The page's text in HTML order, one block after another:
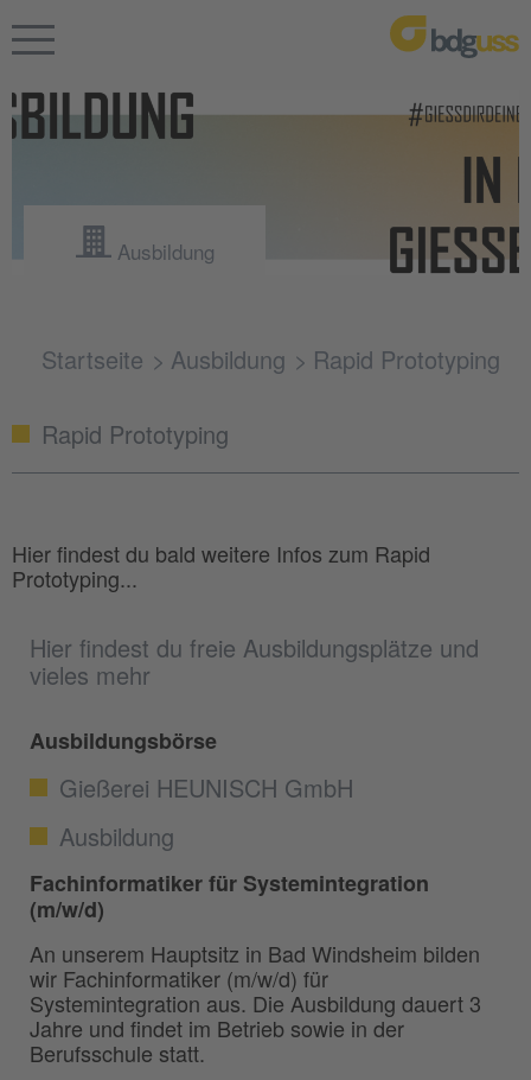
Ausbildung
Startseite Ausbildung Rapid Prototyping
Hier findest du freie Ausbildungsplätze und
vieles mehr
Ausbildungsbörse
Gießerei HEUNISCH GmbH
Ausbildung
Fachinformatiker für Systemintegration
(m/w/d)
An unserem Hauptsitz in Bad Windsheim bilden
wir Fachinformatiker (m/w/d) für
Systemintegration aus. Die Ausbildung dauert 3
Jahre und findet im Betrieb sowie in der
Berufsschule statt.
Rapid Prototyping
Hier findest du bald weitere Infos zum Rapid
Prototyping...